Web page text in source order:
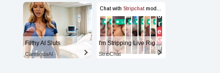
Filthy AI Sluts
CamsodaAI
I'm Stripping Live Right Now
StripChat